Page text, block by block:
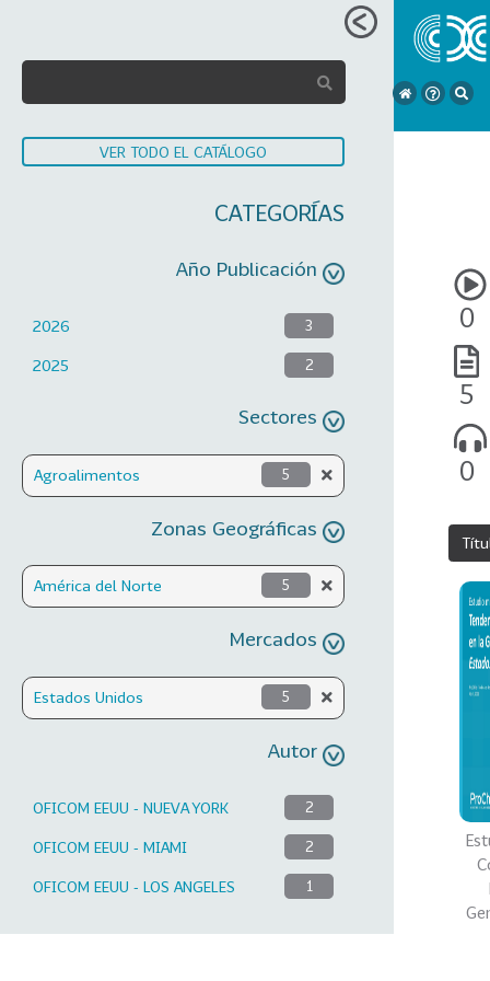
VER TODO EL CATÁLOGO
CATEGORÍAS
Año Publicación
2026 3
2025 2
Sectores
Agroalimentos 5
Zonas Geográficas
América del Norte 5
Mercados
Estados Unidos 5
Autor
OFICOM EEUU - NUEVA YORK 2
OFICOM EEUU - MIAMI 2
OFICOM EEUU - LOS ANGELES 1
0
5
0